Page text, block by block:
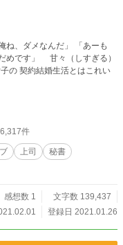
々（しすぎる）
の 契約結婚生活とはこれい
件
上司
秘書
感想数 1
文字数 139,437
登録日 2021.01.26